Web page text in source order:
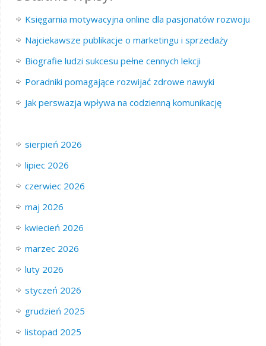
Księgarnia motywacyjna online dla pasjonatów rozwoju
Najciekawsze publikacje o marketingu i sprzedaży
Biografie ludzi sukcesu pełne cennych lekcji
Poradniki pomagające rozwijać zdrowe nawyki
Jak perswazja wpływa na codzienną komunikację
sierpień 2026
lipiec 2026
czerwiec 2026
maj 2026
kwiecień 2026
marzec 2026
luty 2026
styczeń 2026
grudzień 2025
listopad 2025